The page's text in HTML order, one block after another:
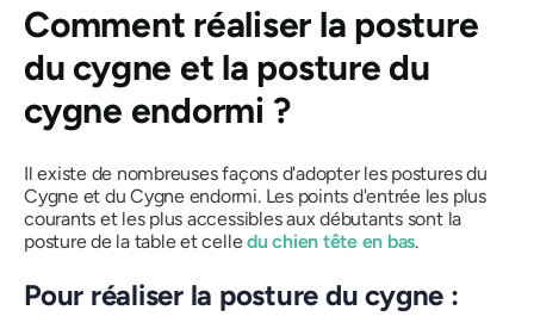
Comment réaliser la posture
du cygne et la posture du
cygne endormi ?
Il existe de nombreuses façons d'adopter les postures du
Cygne et du Cygne endormi. Les points d'entrée les plus
courants et les plus accessibles aux débutants sont la
posture de la table et celledu chien tête en bas.
Pour réaliser la posture du cygne :